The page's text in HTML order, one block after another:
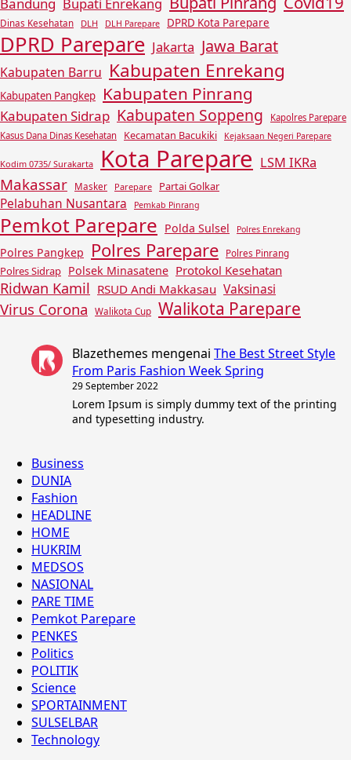
Bandung Bupati Enrekang
Dinas Kesehatan DLH DLH Parepare DPRD Kota Parepare
DPRD Parepare Jakarta Jawa Barat
Kabupaten Barru Kabupaten Enrekang
Kabupaten Pangkep Kabupaten Pinrang
Kabupaten Sidrap Kabupaten Soppeng
Kapolres Parepare
Kasus Dana Dinas Kesehatan
Kecamatan Bacukiki Kejaksaan Negeri Parepare
Kodim 0735/ Surakarta Kota Parepare LSM IKRa
Makassar Masker Parepare Partai Golkar
Pelabuhan Nusantara Pemkab Pinrang
Pemkot Parepare Polda Sulsel Polres Enrekang
Polres Pangkep Polres Parepare Polres Pinrang
Polres Sidrap Polsek Minasatene Protokol Kesehatan
Ridwan Kamil RSUD Andi Makkasau Vaksinasi
Virus Corona Walikota Cup Walikota Parepare
Blazethemes mengenai The Best Street Style
From Paris Fashion Week Spring
29 September 2022
Lorem Ipsum is simply dummy text of the printing
and typesetting industry.
Business
DUNIA
Fashion
HEADLINE
HOME
HUKRIM
MEDSOS
NASIONAL
PARE TIME
Pemkot Parepare
PENKES
Politics
POLITIK
Science
SPORTAINMENT
SULSELBAR
Technology